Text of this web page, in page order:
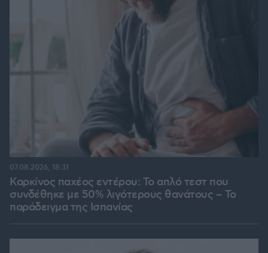
Καρκίνος παχέος εντέρου: Το απλό τεστ που
συνδέθηκε με 50% λιγότερους θανάτους – Το
παράδειγμα της Ισπανίας
07.08.2026, 18:31